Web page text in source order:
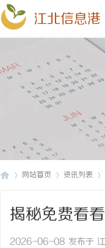
江北信息港
网站首页 资讯列表
揭秘免费看
2026-06-08 发布于 江